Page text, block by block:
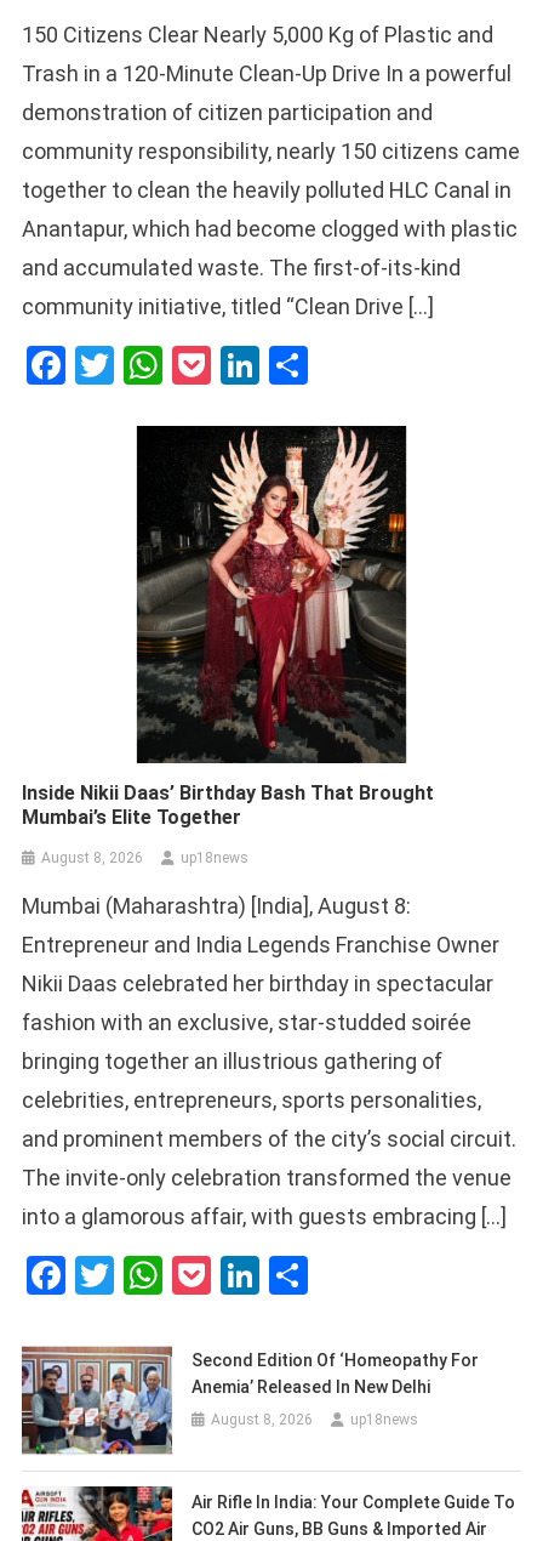
150 Citizens Clear Nearly 5,000 Kg of Plastic and
Trash in a 120-Minute Clean-Up Drive In a powerful
demonstration of citizen participation and
community responsibility, nearly 150 citizens came
together to clean the heavily polluted HLC Canal in
Anantapur, which had become clogged with plastic
and accumulated waste. The first-of-its-kind
community initiative, titled “Clean Drive […]
Facebook
Twitter
WhatsApp
PocketLinkedIn
Inside Nikii Daas’ Birthday Bash That Brought
Mumbai’s Elite Together
August 8, 2026 up18news
Mumbai (Maharashtra) [India], August 8:
Entrepreneur and India Legends Franchise Owner
Nikii Daas celebrated her birthday in spectacular
fashion with an exclusive, star-studded soirée
bringing together an illustrious gathering of
celebrities, entrepreneurs, sports personalities,
and prominent members of the city’s social circuit.
The invite-only celebration transformed the venue
into a glamorous affair, with guests embracing […]
Facebook
Twitter
WhatsApp
PocketLinkedIn
Second Edition Of ‘Homeopathy For
Anemia’ Released In New Delhi
August 8, 2026 up18news
Air Rifle In India: Your Complete Guide To
CO2 Air Guns, BB Guns & Imported Air